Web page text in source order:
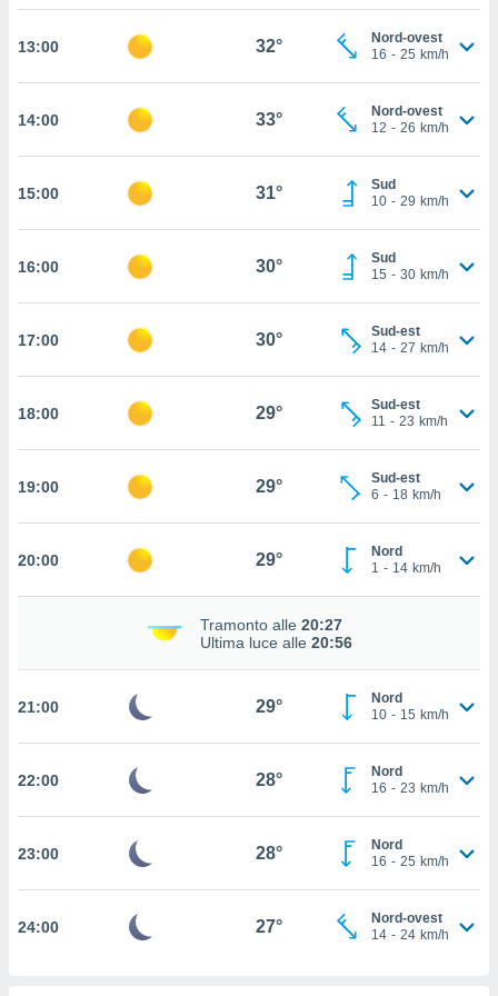
cookie
in
del
dei
In
per
nel
utilizzati
o
13:00 32°
Nord-ovest
16 - 25 km/h
14:00 33°
Nord-ovest
12 - 26 km/h
15:00 31°
Sud
10 - 29 km/h
16:00 30°
Sud
15 - 30 km/h
17:00 30°
Sud-est
14 - 27 km/h
18:00 29°
Sud-est
11 - 23 km/h
19:00 29°
Sud-est
6 - 18 km/h
20:00 29°
Nord
1 - 14 km/h
Tramonto alle 20:27
Ultima luce alle 20:56
21:00 29°
Nord
10 - 15 km/h
22:00 28°
Nord
16 - 23 km/h
23:00 28°
Nord
16 - 25 km/h
24:00 27°
Nord-ovest
14 - 24 km/h